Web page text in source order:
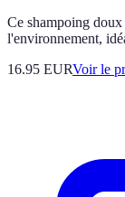
Ce shampoing
l'environnement,
16.95 EURVoir le